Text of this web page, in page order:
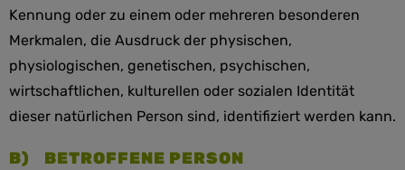
Kennung oder zu einem oder mehreren besonderen
Merkmalen, die Ausdruck der physischen,
physiologischen, genetischen, psychischen,
wirtschaftlichen, kulturellen oder sozialen Identität
dieser natürlichen Person sind, identifiziert werden kann.
B) BETROFFENE PERSON